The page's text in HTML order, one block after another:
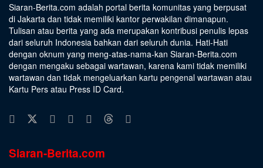
Siaran-Berita.com adalah portal berita komunitas yang berpusat
di Jakarta dan tidak memiliki kantor perwakilan dimanapun.
Tulisan atau berita yang ada merupakan kontribusi penulis lepas
dari seluruh Indonesia bahkan dari seluruh dunia. Hati-Hati
dengan oknum yang meng-atas-nama-kan Siaran-Berita.com
dengan mengaku sebagai wartawan, karena kami tidak memiliki
wartawan dan tidak mengeluarkan kartu pengenal wartawan atau
Kartu Pers atau Press ID Card.
Siaran-Berita.com